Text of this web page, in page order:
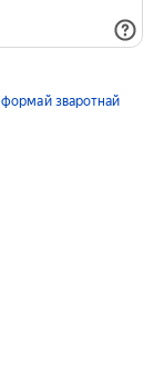
формай зваротнай